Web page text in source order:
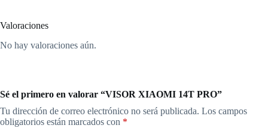
Valoraciones
No hay valoraciones aún.
Sé el primero en valorar “VISOR XIAOMI 14T PRO”
Tu dirección de correo electrónico no será publicada. Los campos
obligatorios están marcados con *